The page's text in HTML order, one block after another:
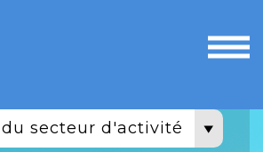
le
secteur d'activité